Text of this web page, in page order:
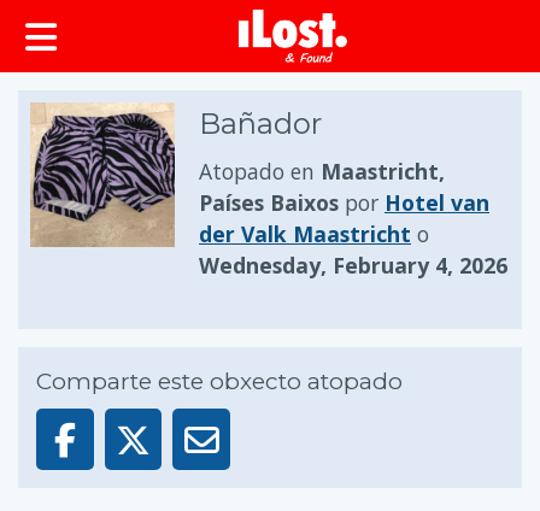
Bañador
Atopado en Maastricht,
Países Baixos por Hotel van
der Valk Maastricht o
Wednesday, February 4, 2026
Comparte este obxecto atopado